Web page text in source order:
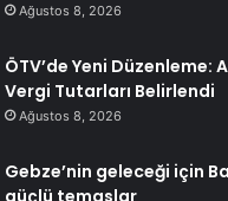
Ağustos 8, 2026
ÖTV’de Yeni Düzenleme:
Vergi Tutarları Belirlendi
Ağustos 8, 2026
Gebze’nin geleceği için
güçlü temaslar